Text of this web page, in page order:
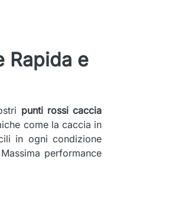
Rapida e
punti rossi caccia
come la caccia in
in ogni condizione
performance